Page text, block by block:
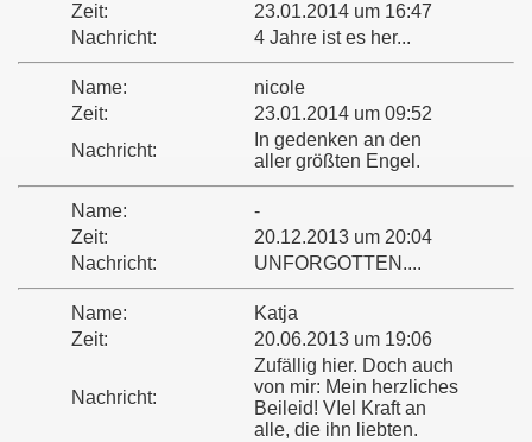
Zeit:
23.01.2014 um 16:47
Nachricht:
4 Jahre ist es her...
Name:
nicole
Zeit:
23.01.2014 um 09:52
Nachricht:
In gedenken an den
aller größten Engel.
Name:
-
Zeit:
20.12.2013 um 20:04
Nachricht:
UNFORGOTTEN....
Name:
Katja
Zeit:
20.06.2013 um 19:06
Nachricht:
Zufällig hier. Doch auch
von mir: Mein herzliches
Beileid! VIel Kraft an
alle, die ihn liebten.